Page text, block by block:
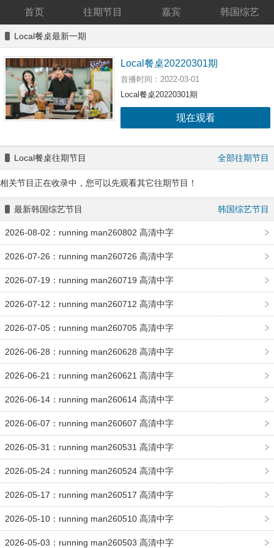
首页 往期节目 嘉宾 韩国综艺
Local餐桌最新一期
Local餐桌20220301期
首播时间：2022-03-01
Local餐桌20220301期
现在观看
Local餐桌往期节目 全部往期节目
相关节目正在收录中，您可以先观看其它往期节目！
最新韩国综艺节目 韩国综艺节目
2026-08-02：running man260802 高清中字
2026-07-26：running man260726 高清中字
2026-07-19：running man260719 高清中字
2026-07-12：running man260712 高清中字
2026-07-05：running man260705 高清中字
2026-06-28：running man260628 高清中字
2026-06-21：running man260621 高清中字
2026-06-14：running man260614 高清中字
2026-06-07：running man260607 高清中字
2026-05-31：running man260531 高清中字
2026-05-24：running man260524 高清中字
2026-05-17：running man260517 高清中字
2026-05-10：running man260510 高清中字
2026-05-03：running man260503 高清中字